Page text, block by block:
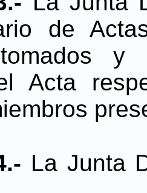
de
y
Acta
La Junta